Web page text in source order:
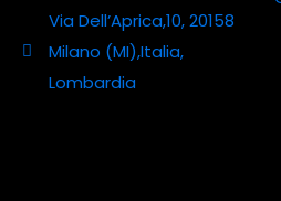
Via Dell’Aprica,10, 20158
Milano (MI),Italia,
Lombardia